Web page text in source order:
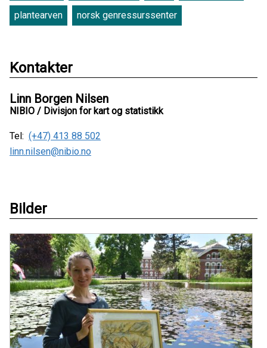
plantearven norsk genressurssenter
Kontakter
Linn Borgen Nilsen
NIBIO / Divisjon for kart og statistikk
Tel: (+47) 413 88 502
linn.nilsen@nibio.no
Bilder